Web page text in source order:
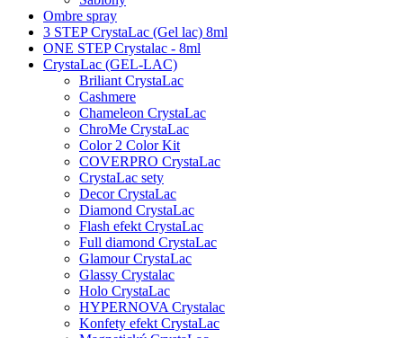
Ombre spray
3 STEP CrystaLac (Gel lac) 8ml
ONE STEP Crystalac - 8ml
CrystaLac (GEL-LAC)
Briliant CrystaLac
Cashmere
Chameleon CrystaLac
ChroMe CrystaLac
Color 2 Color Kit
COVERPRO CrystaLac
CrystaLac sety
Decor CrystaLac
Diamond CrystaLac
Flash efekt CrystaLac
Full diamond CrystaLac
Glamour CrystaLac
Glassy Crystalac
Holo CrystaLac
HYPERNOVA Crystalac
Konfety efekt CrystaLac